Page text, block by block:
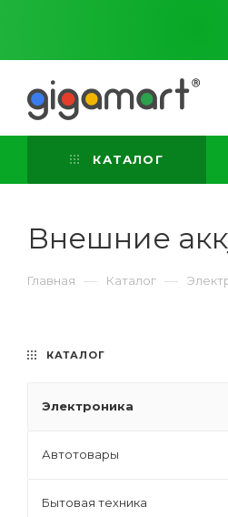
КАТАЛОГ
Внешние
Главная — Каталог —
КАТАЛОГ
Электроника
Автотовары
Бытовая техника